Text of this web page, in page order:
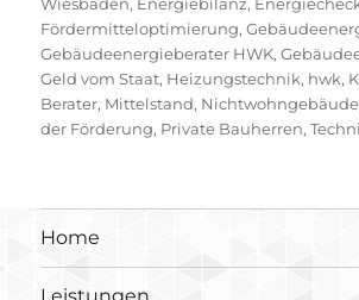
Fördermitteloptimierung,
Gebäudeenergieberater HWK,
Geld vom Staat, Heizungstechnik, hwk,
Berater, Mittelstand, Nichtwohngebäude
der Förderung, Private Bauherren,
Home